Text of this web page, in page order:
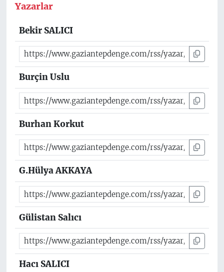
Yazarlar
Bekir SALICI
Burçin Uslu
Burhan Korkut
G.Hülya AKKAYA
Gülistan Salıcı
Hacı SALICI